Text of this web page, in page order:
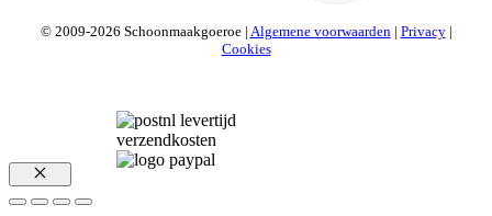
© 2009-2026 Schoonmaakgoeroe | Algemene voorwaarden | Privacy|
Cookies
Sluiten